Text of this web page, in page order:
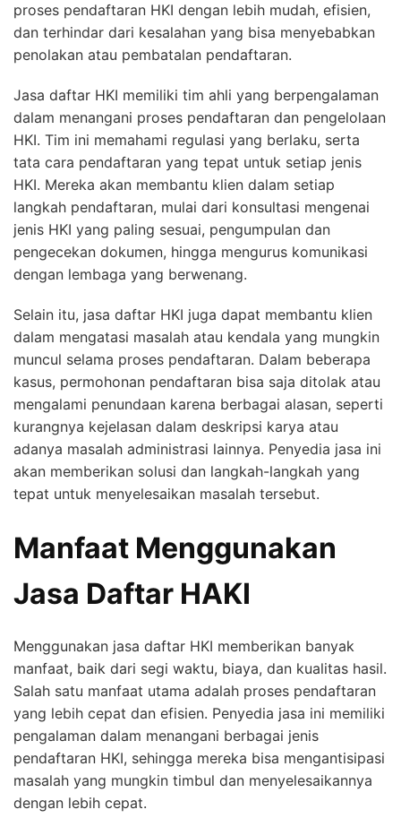
proses pendaftaran HKI dengan lebih mudah, efisien,
dan terhindar dari kesalahan yang bisa menyebabkan
penolakan atau pembatalan pendaftaran.
Jasa daftar HKI memiliki tim ahli yang berpengalaman
dalam menangani proses pendaftaran dan pengelolaan
HKI. Tim ini memahami regulasi yang berlaku, serta
tata cara pendaftaran yang tepat untuk setiap jenis
HKI. Mereka akan membantu klien dalam setiap
langkah pendaftaran, mulai dari konsultasi mengenai
jenis HKI yang paling sesuai, pengumpulan dan
pengecekan dokumen, hingga mengurus komunikasi
dengan lembaga yang berwenang.
Selain itu, jasa daftar HKI juga dapat membantu klien
dalam mengatasi masalah atau kendala yang mungkin
muncul selama proses pendaftaran. Dalam beberapa
kasus, permohonan pendaftaran bisa saja ditolak atau
mengalami penundaan karena berbagai alasan, seperti
kurangnya kejelasan dalam deskripsi karya atau
adanya masalah administrasi lainnya. Penyedia jasa ini
akan memberikan solusi dan langkah-langkah yang
tepat untuk menyelesaikan masalah tersebut.
Manfaat Menggunakan
Jasa Daftar HAKI
Menggunakan jasa daftar HKI memberikan banyak
manfaat, baik dari segi waktu, biaya, dan kualitas hasil.
Salah satu manfaat utama adalah proses pendaftaran
yang lebih cepat dan efisien. Penyedia jasa ini memiliki
pengalaman dalam menangani berbagai jenis
pendaftaran HKI, sehingga mereka bisa mengantisipasi
masalah yang mungkin timbul dan menyelesaikannya
dengan lebih cepat.